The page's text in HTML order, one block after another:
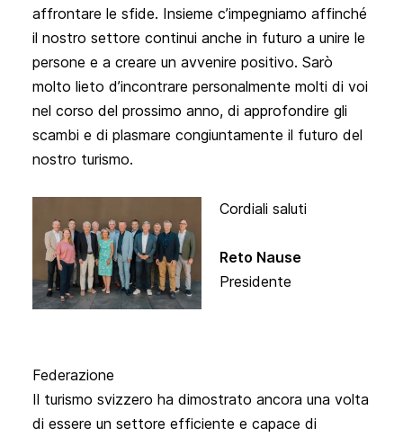
affrontare le sfide. Insieme c’impegniamo affinché
il nostro settore continui anche in futuro a unire le
persone e a creare un avvenire positivo. Sarò
molto lieto d’incontrare personalmente molti di voi
nel corso del prossimo anno, di approfondire gli
scambi e di plasmare congiuntamente il futuro del
nostro turismo.
Cordiali saluti
Reto Nause
Presidente
Federazione
Il turismo svizzero ha dimostrato ancora una volta
di essere un settore efficiente e capace di